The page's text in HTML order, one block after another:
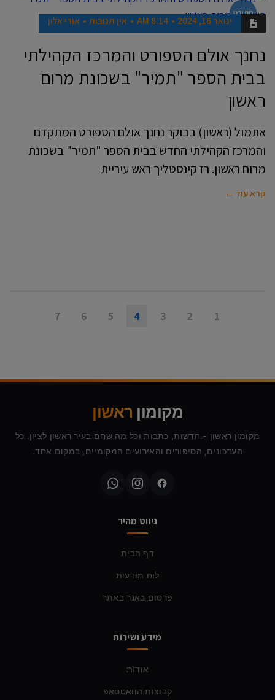
ספורט
ינואר 16, 2024 8:14 AM אין תגובות אורי אלון
נחנך אולם הספורט והמרכז הקהילתי
בבית הספר "תמיר" בשכונת מרום
ראשון
אתמול (ראשון) בבוקר נחנך אולם הספורט המתקדם
והמרכז הקהילתי החדש בבית הספר "תמיר" בשכונת
מרום ראשון. רז קינסטליך ראש עיריית
קרא עוד ←
1
2
3
4
5
6
7
מקומון ראשון
מקומון ראשון - חדשות, כתבות וכל מה שחם בעיר ראשון לציון. כל
העדכונים, הסיפורים והאירועים המקומיים, במקום אחד.
ניווט מהיר
דף הבית
לוח מודעות
פרסום באנר באתר
מידע ושירות
אודות
קבוצות הוואטסאפ